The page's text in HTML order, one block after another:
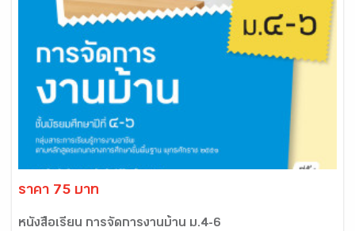
ราคา 75 บาท
หนังสือเรียน การจัดการงานบ้าน ม.4-6